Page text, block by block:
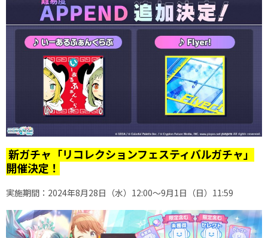
新ガチャ「リコレクションフェスティバルガチャ」
開催決定！
実施期間：2024年8月28日（水）12:00～9月1日（日）11:59